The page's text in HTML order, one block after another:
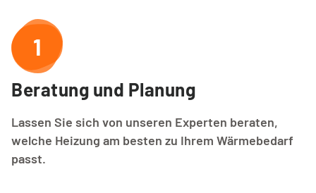
1
Beratung und Planung
Lassen Sie sich von unseren Experten beraten,
welche Heizung am besten zu Ihrem Wärmebedarf
passt.